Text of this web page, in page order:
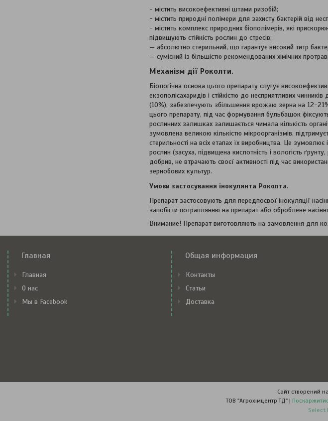
- містить високоефективні штами ризобій;
- містить природні полімери для захисту бактерій від
- містить комплекс природних біополімерів, які
підвищують стійкість рослин до стресів;
— абсолютно стерильний, що гарантує високий титр
— сумісний із більшістю рекомендованих хімічних
Механізм дії Роколти.
Біологічна основа цього препарату слугує
екзополісахаридів і стійкістю до несприятливих
(10%), забезпечують збільшення врожаю зерна на 12-
цього препарату, під час формування бульбашок
рослинних залишках залишається чимала кількість
зумовлена великою кількістю мікроорганізмів,
стерильності на всіх етапах їх виробництва. Це
рослин (засуха, підвищена кислотність і вологість
добрив, не втрачають своєї активності під час
зернобових культур.
Умови застосування інокулянта Роколта.
Препарат застосовують для передпоєвої інокуляції
запобігти потраплянню на препарат або оброблене
Внимание! Препарат виготовляють на замовлення для
Главная
Главная
О нас
Мы в Facebook
Общая информация
Контакты
Статьи
Доставка
Сайт створений
ТОВ "Агрохімцентр ТД" |
Select